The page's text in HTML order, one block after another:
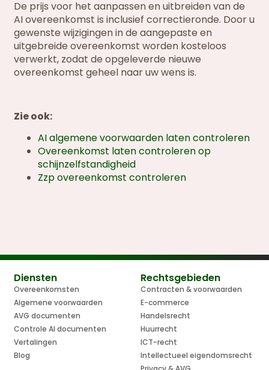
De prijs voor het aanpassen en uitbreiden van de
AI overeenkomst is inclusief correctieronde. Door u
gewenste wijzigingen in de aangepaste en
uitgebreide overeenkomst worden kosteloos
verwerkt, zodat de opgeleverde nieuwe
overeenkomst geheel naar uw wens is.
Zie ook:
AI algemene voorwaarden laten controleren
Overeenkomst laten controleren op
schijnzelfstandigheid
Zzp overeenkomst controleren
Diensten
Overeenkomsten
Algemene voorwaarden
AVG documenten
Controle AI documenten
Vertalingen
Blog
Rechtsgebieden
Contracten & voorwaarden
E-commerce
Handelsrecht
Huurrecht
ICT-recht
Intellectueel eigendomsrecht